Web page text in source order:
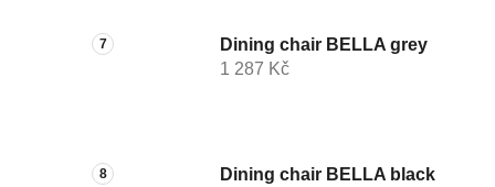
Dining chair BELLA grey
1 287 Kč
Dining chair BELLA black